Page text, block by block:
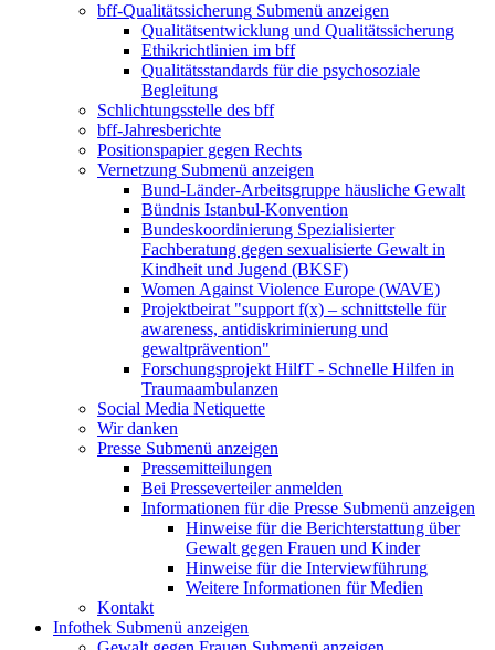
bff-Qualitätssicherung Submenü anzeigen
Qualitätsentwicklung und Qualitätssicherung
Ethikrichtlinien im bff
Qualitätsstandards für die psychosoziale
Begleitung
Schlichtungsstelle des bff
bff-Jahresberichte
Positionspapier gegen Rechts
Vernetzung Submenü anzeigen
Bund-Länder-Arbeitsgruppe häusliche Gewalt
Bündnis Istanbul-Konvention
Bundeskoordinierung Spezialisierter
Fachberatung gegen sexualisierte Gewalt in
Kindheit und Jugend (BKSF)
Women Against Violence Europe (WAVE)
Projektbeirat "support f(x) – schnittstelle für
awareness, antidiskriminierung und
gewaltprävention"
Forschungsprojekt HilfT - Schnelle Hilfen in
Traumaambulanzen
Social Media Netiquette
Wir danken
Presse Submenü anzeigen
Pressemitteilungen
Bei Presseverteiler anmelden
Informationen für die Presse Submenü anzeigen
Hinweise für die Berichterstattung über
Gewalt gegen Frauen und Kinder
Hinweise für die Interviewführung
Weitere Informationen für Medien
Kontakt
Infothek Submenü anzeigen